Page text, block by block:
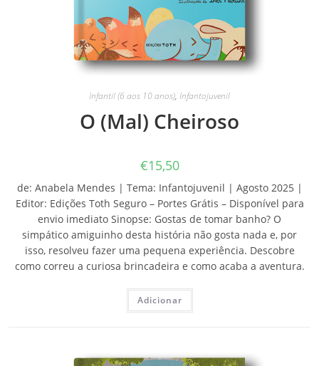
Infantil (6 aos 10 anos), Infantojuvenil
O (Mal) Cheiroso
€15,50
de: Anabela Mendes | Tema: Infantojuvenil | Agosto 2025 |
Editor: Edições Toth Seguro – Portes Grátis – Disponível para
envio imediato Sinopse: Gostas de tomar banho? O
simpático amiguinho desta história não gosta nada e, por
isso, resolveu fazer uma pequena experiência. Descobre
como correu a curiosa brincadeira e como acaba a aventura.
Adicionar